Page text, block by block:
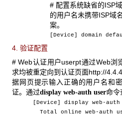
# 配置系统缺省的ISP
的用户名未携带ISP域
案。
[Device] domain
4. 验证配置
# Web认证用户userpt通过Web浏
求均被重定向到认证页面http://
据网页提示输入正确的用户名和
证。通过display web-auth user命令
[Device] display web-auth
Total online web-auth